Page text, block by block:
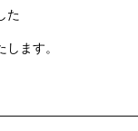
た
ます。